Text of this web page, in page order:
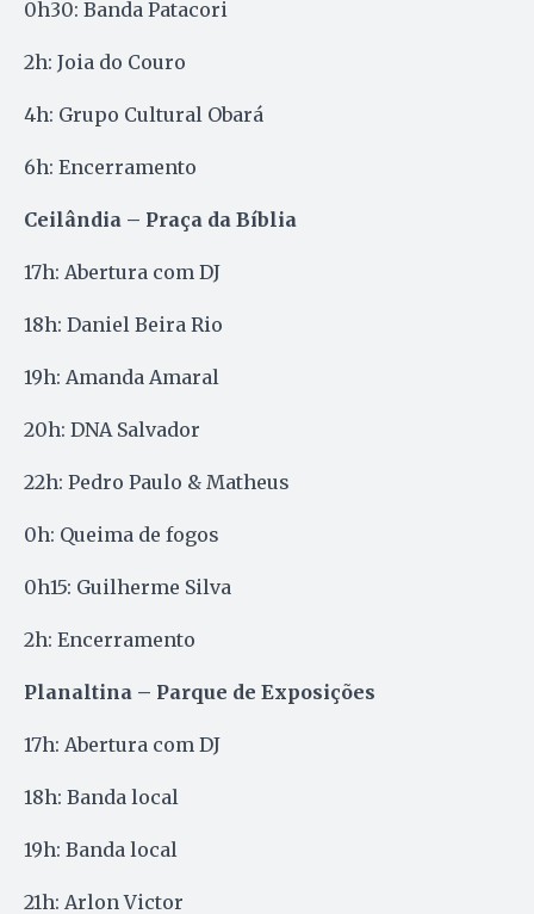
0h30: Banda Patacori
2h: Joia do Couro
4h: Grupo Cultural Obará
6h: Encerramento
Ceilândia – Praça da Bíblia
17h: Abertura com DJ
18h: Daniel Beira Rio
19h: Amanda Amaral
20h: DNA Salvador
22h: Pedro Paulo & Matheus
0h: Queima de fogos
0h15: Guilherme Silva
2h: Encerramento
Planaltina – Parque de Exposições
17h: Abertura com DJ
18h: Banda local
19h: Banda local
21h: Arlon Victor